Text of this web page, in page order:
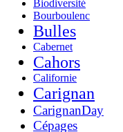
Biodiversité
Bourboulenc
Bulles
Cabernet
Cahors
Californie
Carignan
CarignanDay
Cépages